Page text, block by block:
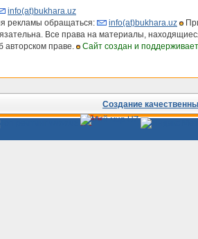
info(at)bukhara.uz
рекламы обращаться:
info(at)bukhara.uz
Все права на материалы,
авторском праве.
Сайт создан и
Создание
Сайты
Узбекистана